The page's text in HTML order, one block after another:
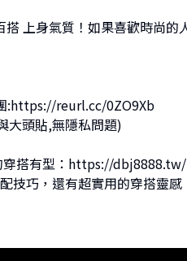
上身氣質！如果喜歡時尚
:https://reurl.cc/0ZO9Xb
大頭貼,無隱私問題)
搭有型： https://dbj8888.tw/
技巧，還有超實用的穿搭靈感